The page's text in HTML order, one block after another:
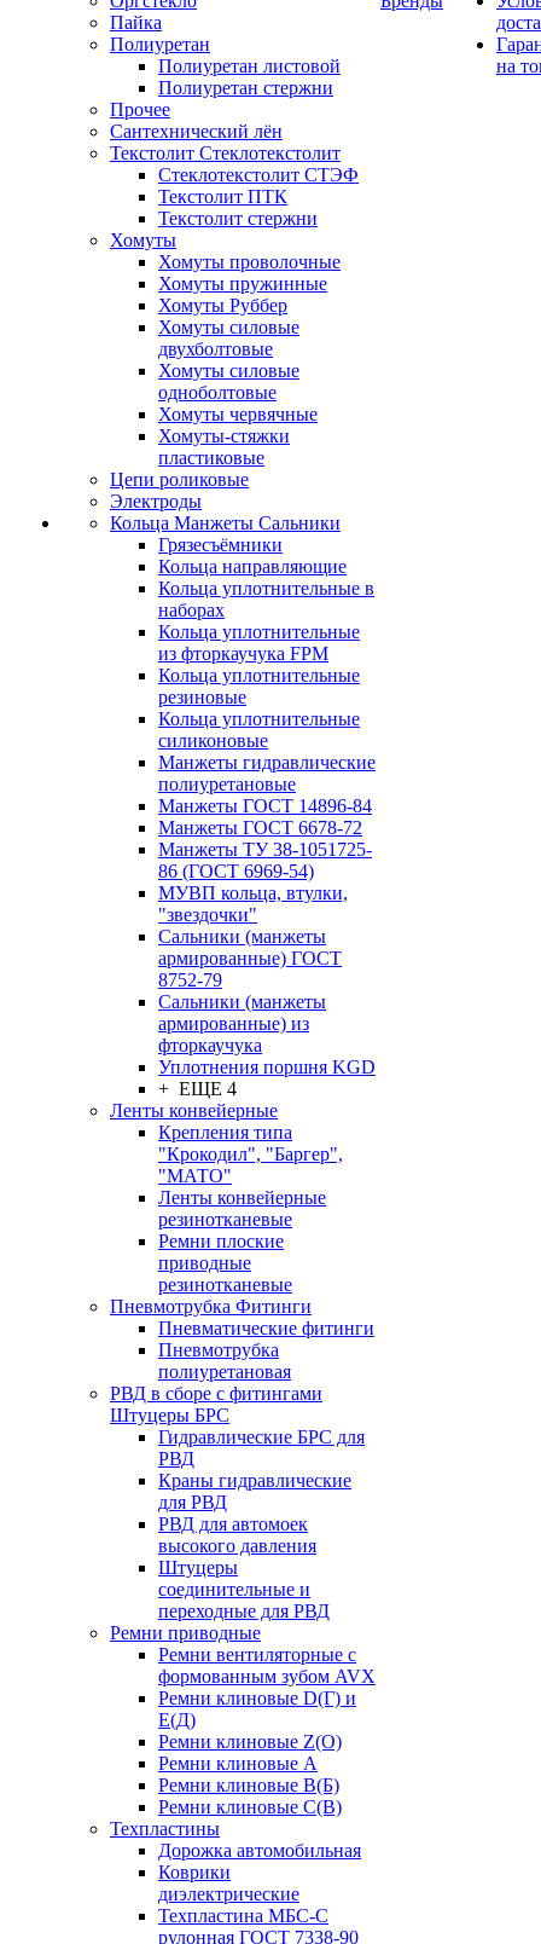
Пайка
Полиуретан
Полиуретан листовой
Полиуретан стержни
Прочее
Сантехнический лён
Текстолит Стеклотекстолит
Стеклотекстолит СТЭФ
Текстолит ПТК
Текстолит стержни
Хомуты
Хомуты проволочные
Хомуты пружинные
Хомуты Руббер
Хомуты силовые
двухболтовые
Хомуты силовые
одноболтовые
Хомуты червячные
Хомуты-стяжки
пластиковые
Цепи роликовые
Электроды
Кольца Манжеты Сальники
Грязесъёмники
Кольца направляющие
Кольца уплотнительные в
наборах
Кольца уплотнительные
из фторкаучука FPM
Кольца уплотнительные
резиновые
Кольца уплотнительные
силиконовые
Манжеты гидравлические
полиуретановые
Манжеты ГОСТ 14896-84
Манжеты ГОСТ 6678-72
Манжеты ТУ 38-1051725-
86 (ГОСТ 6969-54)
МУВП кольца, втулки,
"звездочки"
Сальники (манжеты
армированные) ГОСТ
8752-79
Сальники (манжеты
армированные) из
фторкаучука
Уплотнения поршня KGD
+ ЕЩЕ 4
Ленты конвейерные
Крепления типа
"Крокодил", "Баргер",
"МАТО"
Ленты конвейерные
резинотканевые
Ремни плоские
приводные
резинотканевые
Пневмотрубка Фитинги
Пневматические фитинги
Пневмотрубка
полиуретановая
РВД в сборе с фитингами
Штуцеры БРС
Гидравлические БРС для
РВД
Краны гидравлические
для РВД
РВД для автомоек
высокого давления
Штуцеры
соединительные и
переходные для РВД
Ремни приводные
Ремни вентиляторные с
формованным зубом AVX
Ремни клиновые D(Г) и
Е(Д)
Ремни клиновые Z(О)
Ремни клиновые А
Ремни клиновые В(Б)
Ремни клиновые С(В)
Техпластины
Дорожка автомобильная
Коврики
диэлектрические
Техпластина МБС-С
рулонная ГОСТ 7338-90
на